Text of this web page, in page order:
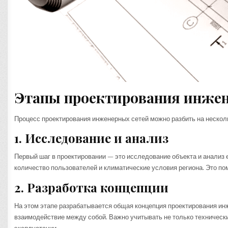
Этапы проектирования
Процесс проектирования инженерных сетей можно разбить на
1. Исследование и анализ
Первый шаг в проектировании — это исследование объекта и
количество пользователей и климатические условия региона. Это
2. Разработка концепции
На этом этапе разрабатывается общая концепция проектирования
взаимодействие между собой. Важно учитывать не только